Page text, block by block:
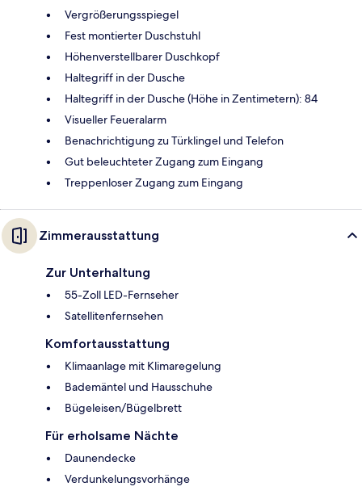
Vergrößerungsspiegel
Fest montierter Duschstuhl
Höhenverstellbarer Duschkopf
Haltegriff in der Dusche
Haltegriff in der Dusche (Höhe in Zentimetern): 84
Visueller Feueralarm
Benachrichtigung zu Türklingel und Telefon
Gut beleuchteter Zugang zum Eingang
Treppenloser Zugang zum Eingang
Zimmerausstattung
Zur Unterhaltung
55-Zoll LED-Fernseher
Satellitenfernsehen
Komfortausstattung
Klimaanlage mit Klimaregelung
Bademäntel und Hausschuhe
Bügeleisen/Bügelbrett
Für erholsame Nächte
Daunendecke
Verdunkelungsvorhänge